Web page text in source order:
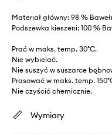
Materiał główny: 98 %
Podszewka kieszeni: 100 %
Prać w maks. temp. 30°C.
Nie wybielać.
Nie suszyć w suszarce
Prasować w maks. temp.
Nie czyścić chemicznie.
Wymiary